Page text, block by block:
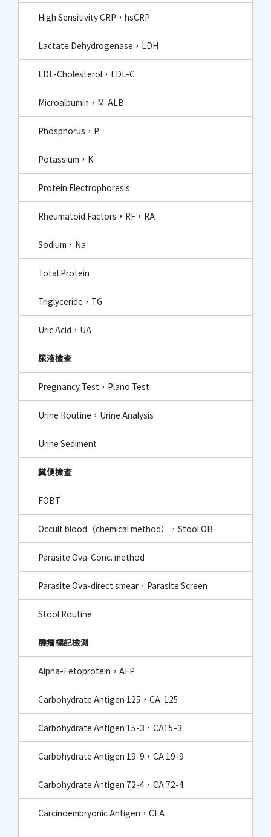
High Sensitivity CRP，hsCRP
Lactate Dehydrogenase，LDH
LDL-Cholesterol，LDL-C
Microalbumin，M-ALB
Phosphorus，P
Potassium，K
Protein Electrophoresis
Rheumatoid Factors，RF，RA
Sodium，Na
Total Protein
Triglyceride，TG
Uric Acid，UA
尿液檢查
Pregnancy Test，Plano Test
Urine Routine，Urine Analysis
Urine Sediment
糞便檢查
FOBT
Occult blood（chemical method），Stool OB
Parasite Ova-Conc. method
Parasite Ova-direct smear，Parasite Screen
Stool Routine
腫瘤標記檢測
Alpha-Fetoprotein，AFP
Carbohydrate Antigen 125，CA-125
Carbohydrate Antigen 15-3，CA15-3
Carbohydrate Antigen 19-9，CA 19-9
Carbohydrate Antigen 72-4，CA 72-4
Carcinoembryonic Antigen，CEA​